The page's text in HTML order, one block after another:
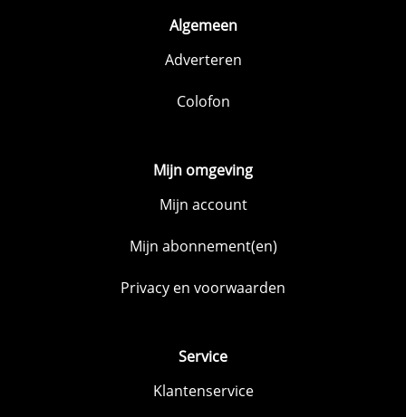
Algemeen
Adverteren
Colofon
Mijn omgeving
Mijn account
Mijn abonnement(en)
Privacy en voorwaarden
Service
Klantenservice